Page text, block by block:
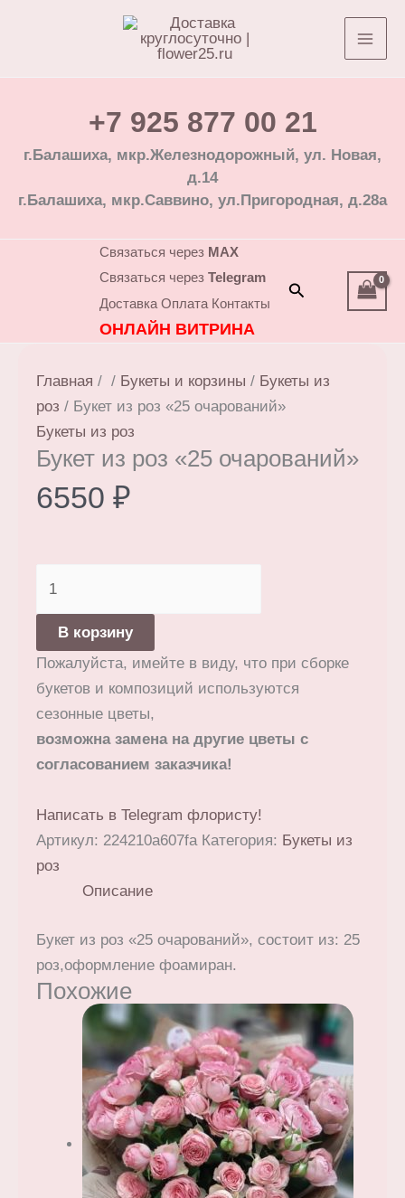
+7 925 877 00 21
г.Балашиха, мкр.Железнодорожный, ул. Новая,
д.14
г.Балашиха, мкр.Саввино, ул.Пригородная, д.28а
Связаться через MAX
Связаться черезTelegram
Доставка Оплата Контакты
ОНЛАЙН ВИТРИНА
Поиск
Главная / / Букеты и корзины / Букеты из
роз / Букет из роз «25 очарований»
Букеты из роз
Букет из роз «25 очарований»
6550 ₽
Букет
из
«25
очарований»
В корзину
Пожалуйста, имейте в виду, что при сборке
букетов и композиций используются
сезонные цветы,
возможна замена на другие цветы с
согласованием заказчика!
Написать в Telegram флористу!
Артикул: 224210a607fa Категория: Букеты из
роз
Описание
Букет из роз «25 очарований», состоит из: 25
роз,оформление фоамиран.
Похожие